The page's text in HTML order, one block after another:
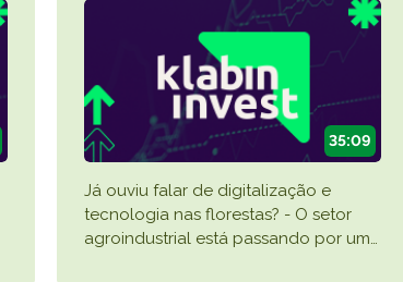
35:09
Já ouviu falar de digitalização e
tecnologia nas florestas? - O setor
agroindustrial está passando por um…